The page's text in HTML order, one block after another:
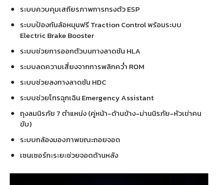
ระบบควบคุมเสถียรภาพการทรงตัว ESP
ระบบป้องกันล้อหมุนฟรี Traction Control พร้อมระบบ
Electric Brake Booster
ระบบช่วยการออกตัวบนทางลาดชัน HLA
ระบบลดความเสี่ยงจากการพลิกคว่ำ ROM
ระบบช่วยลงทางลาดชัน HDC
ระบบช่วยโทรฉุกเฉิน Emergency Assistant
ถุงลมนิรภัย 7 ตำแหน่ง (คู่หน้า-ด้านข้าง-ม่านนิรภัย-หัวเข่าคน
ขับ)
ระบบกล้องมองภาพขณะถอยจอด
เซนเซอร์กะระยะช่วยจอดด้านหลัง